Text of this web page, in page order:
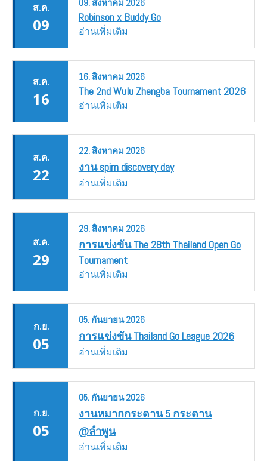
ส.ค.
09
09. สิงหาคม 2026
Robinson x Buddy Go
อ่านเพิ่มเติม
ส.ค.
16
16.สิงหาคม 2026
The 2nd Wulu Zhengba Tournament 2026
อ่านเพิ่มเติม
ส.ค.
22
22.สิงหาคม 2026
งาน spim discovery day
อ่านเพิ่มเติม
ส.ค.
29
29.สิงหาคม 2026
การแข่งขัน The 28th Thailand Open Go
Tournament
อ่านเพิ่มเติม
ก.ย.
05
05. กันยายน2026
การแข่งขัน Thailand Go League 2026
อ่านเพิ่มเติม
ก.ย.
05
05. กันยายน2026
งานหมากกระดาน 5 กระดาน
@ลำพูน
อ่านเพิ่มเติม